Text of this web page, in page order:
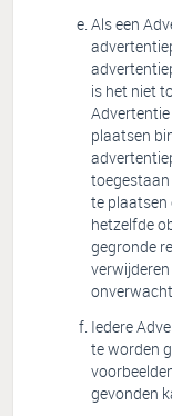
Als een
is het niet
plaatsen
toegestaan
te plaatsen
hetzelfde
gegronde
Iedere
te worden
gevonden